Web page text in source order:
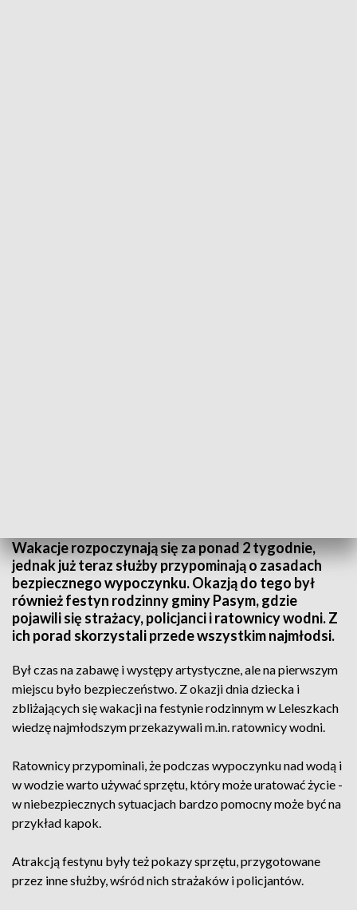
Wakacje rozpoczynają się za ponad 2 tygodnie,
jednak już teraz służby przypominają o zasadach
bezpiecznego wypoczynku. Okazją do tego był
również festyn rodzinny gminy Pasym, gdzie
pojawili się strażacy, policjanci i ratownicy wodni. Z
ich porad skorzystali przede wszystkim najmłodsi.
Był czas na zabawę i występy artystyczne, ale na pierwszym
miejscu było bezpieczeństwo. Z okazji dnia dziecka i
zbliżających się wakacji na festynie rodzinnym w Leleszkach
wiedzę najmłodszym przekazywali m.in. ratownicy wodni.
Ratownicy przypominali, że podczas wypoczynku nad wodą i
w wodzie warto używać sprzętu, który może uratować życie -
w niebezpiecznych sytuacjach bardzo pomocny może być na
przykład kapok.
Atrakcją festynu były też pokazy sprzętu, przygotowane
przez inne służby, wśród nich strażaków i policjantów.